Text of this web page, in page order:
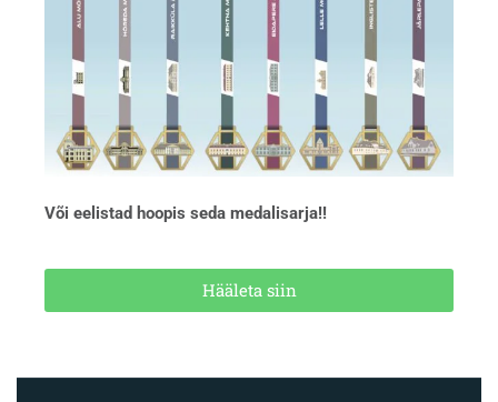
Või eelistad hoopis seda medalisarja!!
Hääleta siin